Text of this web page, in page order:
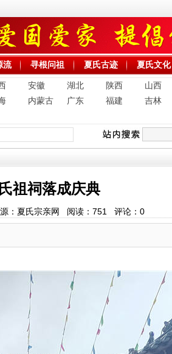
流 寻根问祖 夏氏古迹 夏氏文化
安徽 湖北 陕西 山西
内蒙古 广东 福建 吉林
祖祠落成庆典
：夏氏宗亲网 阅读： 751 评论： 0